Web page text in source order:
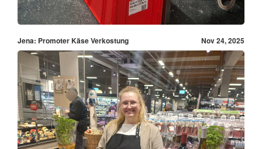
Jena: Promoter Käse Verkostung Nov 24, 2025